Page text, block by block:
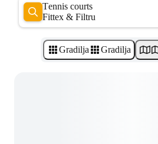
Tennis courts
Fittex & Filtru
Gradilja Gradilja